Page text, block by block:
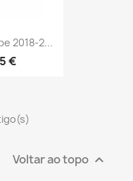
2018-2...
€
Voltar ao topo 